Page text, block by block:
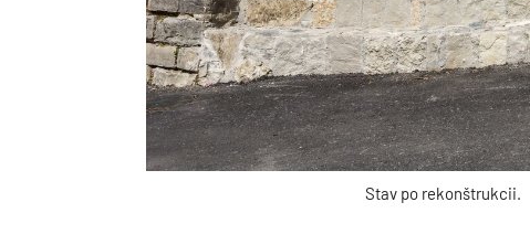
Stav po rekonštrukcii.